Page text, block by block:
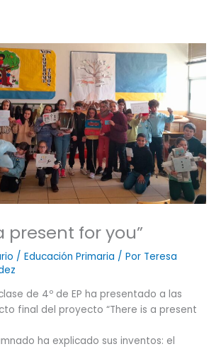
present for you”
/Educación Primaria / Por Teresa
de 4º de EP ha presentado a las
final del proyecto “There is a present
ha explicado sus inventos: el